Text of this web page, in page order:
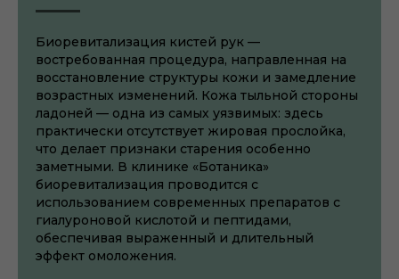
Биоревитализация кистей рук —
востребованная процедура, направленная на
восстановление структуры кожи и замедление
возрастных изменений. Кожа тыльной стороны
ладоней — одна из самых уязвимых: здесь
практически отсутствует жировая прослойка,
что делает признаки старения особенно
заметными. В клинике «Ботаника»
биоревитализация проводится с
использованием современных препаратов с
гиалуроновой кислотой и пептидами,
обеспечивая выраженный и длительный
эффект омоложения.